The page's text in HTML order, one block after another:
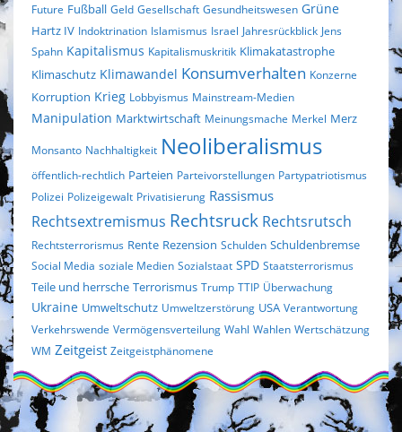
Future Fußball Geld Gesellschaft Gesundheitswesen Grüne
Hartz IV Indoktrination Islamismus Israel Jahresrückblick Jens
Spahn Kapitalismus Kapitalismuskritik Klimakatastrophe
Klimaschutz Klimawandel Konsumverhalten Konzerne
Korruption Krieg Lobbyismus Mainstream-Medien
Manipulation Marktwirtschaft Meinungsmache Merkel Merz
Monsanto Nachhaltigkeit Neoliberalismus
öffentlich-rechtlich Parteien Parteivorstellungen Partypatriotismus
Polizei Polizeigewalt Privatisierung Rassismus
Rechtsextremismus Rechtsruck Rechtsrutsch
Rechtsterrorismus Rente Rezension Schulden Schuldenbremse
Social Media soziale Medien Sozialstaat SPD Staatsterrorismus
Teile und herrsche Terrorismus Trump TTIP Überwachung
Ukraine Umweltschutz Umweltzerstörung USA Verantwortung
Verkehrswende Vermögensverteilung Wahl Wahlen Wertschätzung
WM Zeitgeist Zeitgeistphänomene